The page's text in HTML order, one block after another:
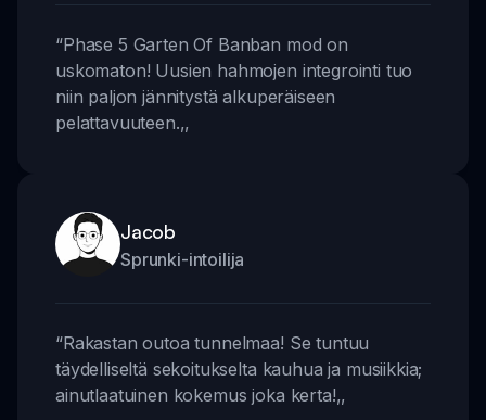
“Phase 5 Garten Of Banban mod on
uskomaton! Uusien hahmojen integrointi tuo
niin paljon jännitystä alkuperäiseen
pelattavuuteen.,,
Jacob
Sprunki-intoilija
“Rakastan outoa tunnelmaa! Se tuntuu
täydelliseltä sekoitukselta kauhua ja musiikkia;
ainutlaatuinen kokemus joka kerta!,,